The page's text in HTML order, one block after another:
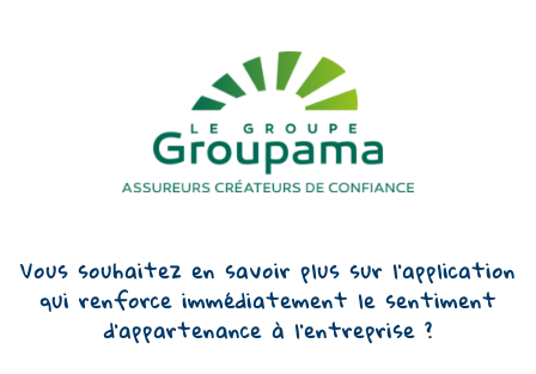
Vous souhaitez en savoir plus sur l’application
qui renforce immédiatement le sentiment
d’appartenance à l’entreprise ?